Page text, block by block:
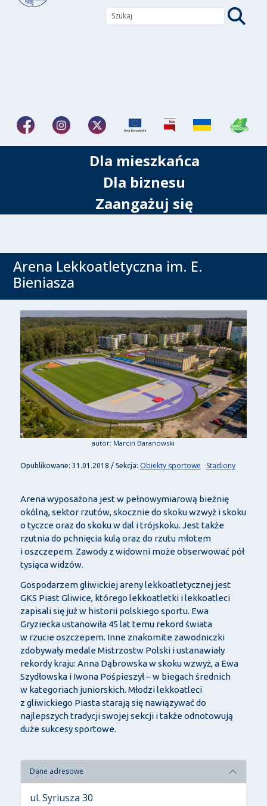
Dla mieszkańca
Dla biznesu
Zaangażuj się
Arena Lekkoatletyczna im. E.
Bieniasza
autor: Marcin Baranowski
Opublikowane: 31.01.2018 / Sekcja: Obiekty sportowe Stadiony
Arena wyposażona jest w pełnowymiarową bieżnię
okólną, sektor rzutów, skocznie do skoku wzwyż i skoku
o tyczce oraz do skoku w dal i trójskoku. Jest także
rzutnia do pchnięcia kulą oraz do rzutu młotem
i oszczepem. Zawody z widowni może obserwować pół
tysiąca widzów.
Gospodarzem gliwickiej areny lekkoatletycznej jest
GKS Piast Gliwice, którego lekkoatletki i lekkoatleci
zapisali się już w historii polskiego sportu. Ewa
Gryziecka ustanowiła 45 lat temu rekord świata
w rzucie oszczepem. Inne znakomite zawodniczki
zdobywały medale Mistrzostw Polski i ustanawiały
rekordy kraju: Anna Dąbrowska w skoku wzwyż, a Ewa
Szydłowska i Iwona Pośpieszył – w biegach średnich
w kategoriach juniorskich. Młodzi lekkoatleci
z gliwickiego Piasta starają się nawiązywać do
najlepszych tradycji swojej sekcji i także odnotowują
duże sukcesy sportowe.
Dane adresowe
ul. Syriusza 30